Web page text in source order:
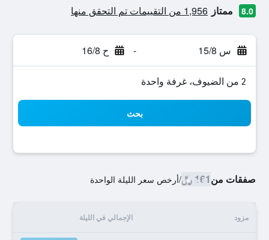
8.0 ممتاز 1,956 من التقييمات تم التحقق منها
س 15/8 - ح 16/8
2 من الضيوف، غرفة واحدة
بحث
صفقات من161 ﷼ /أرخص سعر الليلة الواحدة
مزود الإجمالي في الليلة